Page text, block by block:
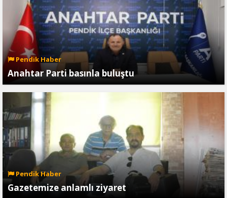
Pendik Haber
Anahtar Parti basınla buluştu
Pendik Haber
Gazetemize anlamlı ziyaret